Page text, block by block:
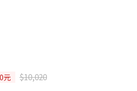
元 $10,020